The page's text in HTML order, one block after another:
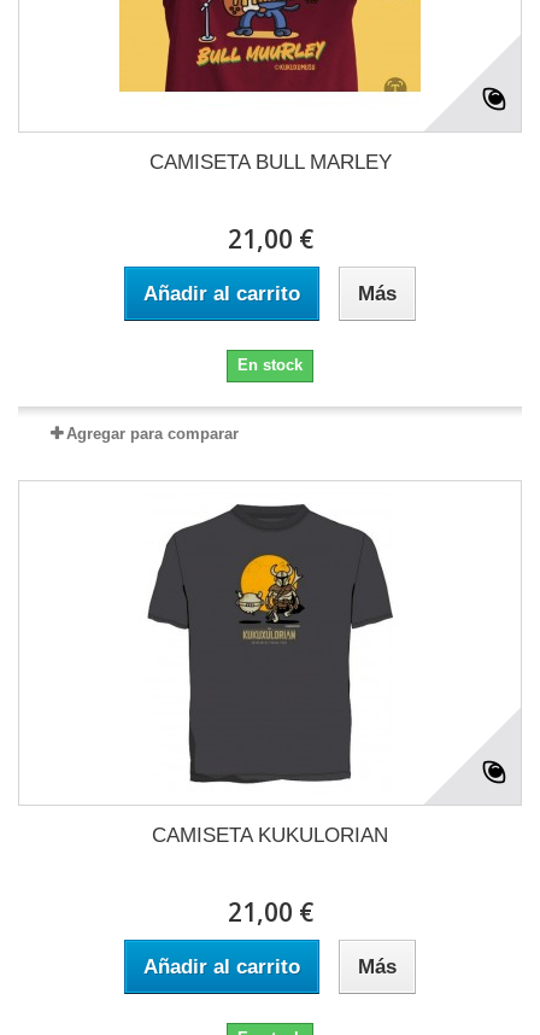
CAMISETA BULL MARLEY
21,00 €
Añadir al carrito Más
En stock
Agregar para comparar
CAMISETA KUKULORIAN
21,00 €
Añadir al carrito Más